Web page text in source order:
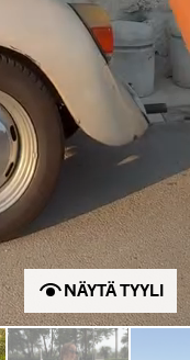
NÄYTÄ TYYLI